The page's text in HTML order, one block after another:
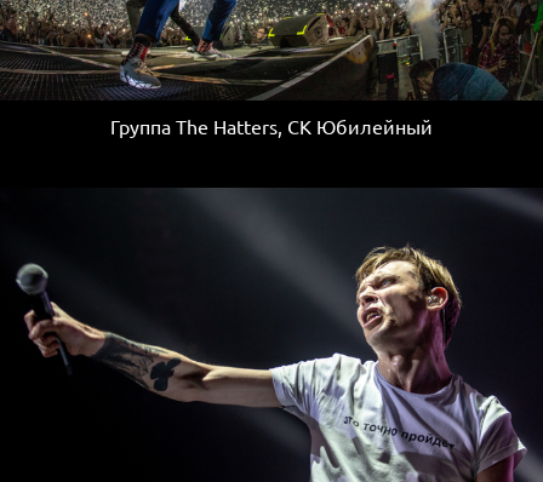
Группа The Hatters, СК Юбилейный